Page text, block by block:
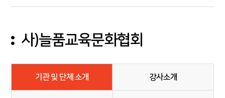
사)늘품교육문화협회
기관 및 단체 소개 강사소개